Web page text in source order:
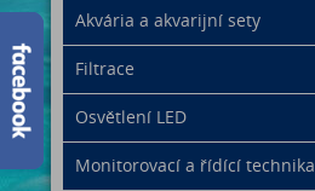
Akvária a akvarijní sety
Filtrace
Osvětlení LED
Monitorovací a řídící technika